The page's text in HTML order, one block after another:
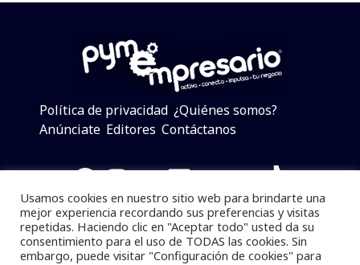
Política de privacidad ¿Quiénes somos?
Anúnciate Editores Contáctanos
Facebook
Instagram
Twitter
LinkedIn
Telegram
YouTube
TikTok
Pymempresario © 2025 Todos los derechos reservados.
Usamos cookies en nuestro sitio web para brindarte una
mejor experiencia recordando sus preferencias y visitas
repetidas. Haciendo clic en "Aceptar todo" usted da su
consentimiento para el uso de TODAS las cookies. Sin
embargo, puede visitar "Configuración de cookies" para